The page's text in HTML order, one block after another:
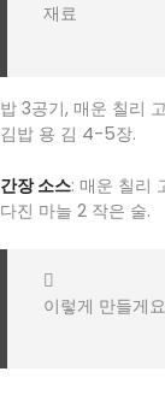
재료
밥 3공기, 매운 칠리
김밥 용 김 4-5장.
간장 소스: 매운 칠리
다진 마늘 2 작은 술.
이렇게 만들게